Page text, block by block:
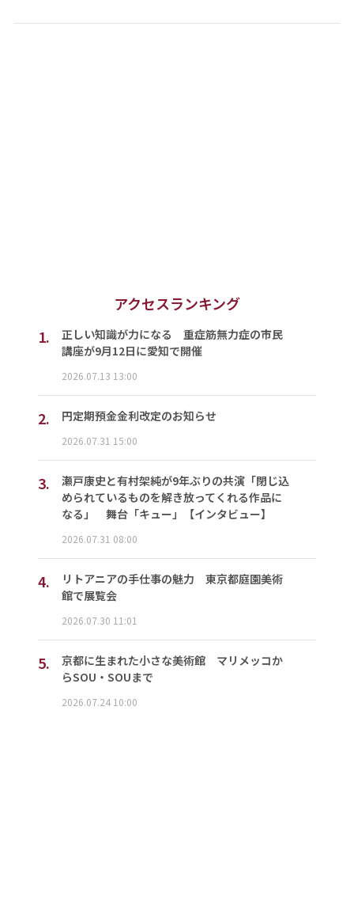
アクセスランキング
1.
正しい知識が力になる 重症筋無力症の市民
講座が9月12日に愛知で開催
2026.07.13 13:00
2. 円定期預金金利改定のお知らせ
2026.07.31 15:00
3.
瀬戸康史と有村架純が9年ぶりの共演「閉じ込
められているものを解き放ってくれる作品に
なる」 舞台「キュー」【インタビュー】
2026.07.31 08:00
4.
リトアニアの手仕事の魅力 東京都庭園美術
館で展覧会
2026.07.30 11:01
5.
京都に生まれた小さな美術館 マリメッコか
らSOU・SOUまで
2026.07.24 10:00